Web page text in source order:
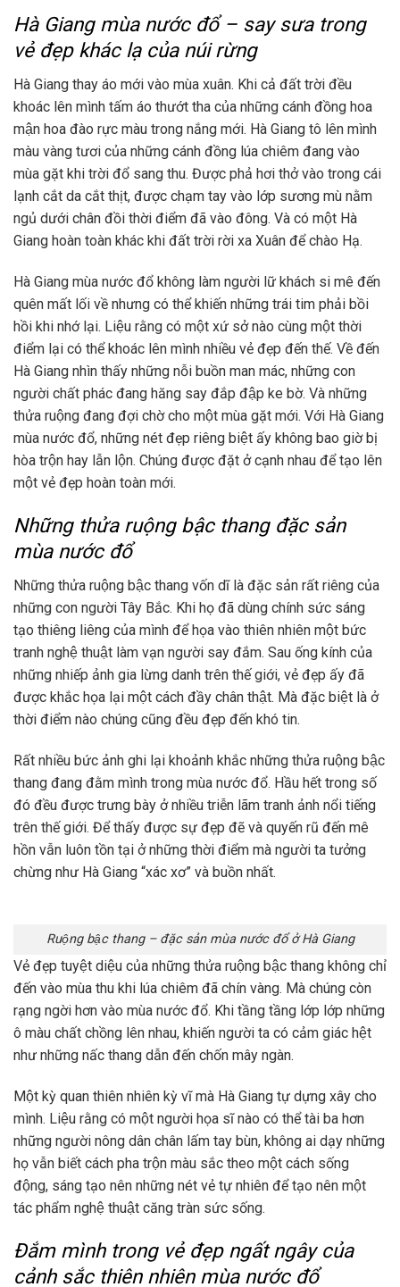
Hà Giang mùa nước đổ – say sưa trong
vẻ đẹp khác lạ của núi rừng
Hà Giang thay áo mới vào mùa xuân. Khi cả đất trời đều
khoác lên mình tấm áo thướt tha của những cánh đồng hoa
mận hoa đào rực màu trong nắng mới. Hà Giang tô lên mình
màu vàng tươi của những cánh đồng lúa chiêm đang vào
mùa gặt khi trời đổ sang thu. Được phả hơi thở vào trong cái
lạnh cắt da cắt thịt, được chạm tay vào lớp sương mù nằm
ngủ dưới chân đồi thời điểm đã vào đông. Và có một Hà
Giang hoàn toàn khác khi đất trời rời xa Xuân để chào Hạ.
Hà Giang mùa nước đổ không làm người lữ khách si mê đến
quên mất lối về nhưng có thể khiến những trái tim phải bồi
hồi khi nhớ lại. Liệu rằng có một xứ sở nào cùng một thời
điểm lại có thể khoác lên mình nhiều vẻ đẹp đến thế. Về đến
Hà Giang nhìn thấy những nỗi buồn man mác, những con
người chất phác đang hăng say đắp đập ke bờ. Và những
thửa ruộng đang đợi chờ cho một mùa gặt mới. Với Hà Giang
mùa nước đổ, những nét đẹp riêng biệt ấy không bao giờ bị
hòa trộn hay lẫn lộn. Chúng được đặt ở cạnh nhau để tạo lên
một vẻ đẹp hoàn toàn mới.
Những thửa ruộng bậc thang đặc sản
mùa nước đổ
Những thửa ruộng bậc thang vốn dĩ là đặc sản rất riêng của
những con người Tây Bắc. Khi họ đã dùng chính sức sáng
tạo thiêng liêng của mình để họa vào thiên nhiên một bức
tranh nghệ thuật làm vạn người say đắm. Sau ống kính của
những nhiếp ảnh gia lừng danh trên thế giới, vẻ đẹp ấy đã
được khắc họa lại một cách đầy chân thật. Mà đặc biệt là ở
thời điểm nào chúng cũng đều đẹp đến khó tin.
Rất nhiều bức ảnh ghi lại khoảnh khắc những thửa ruộng bậc
thang đang đằm mình trong mùa nước đổ. Hầu hết trong số
đó đều được trưng bày ở nhiều triễn lãm tranh ảnh nổi tiếng
trên thế giới. Để thấy được sự đẹp đẽ và quyến rũ đến mê
hồn vẫn luôn tồn tại ở những thời điểm mà người ta tưởng
chừng như Hà Giang “xác xơ” và buồn nhất.
Ruộng bậc thang – đặc sản mùa nước đổ ở Hà Giang
Vẻ đẹp tuyệt diệu của những thửa ruộng bậc thang không chỉ
đến vào mùa thu khi lúa chiêm đã chín vàng. Mà chúng còn
rạng ngời hơn vào mùa nước đổ. Khi tầng tầng lớp lớp những
ô màu chất chồng lên nhau, khiến người ta có cảm giác hệt
như những nấc thang dẫn đến chốn mây ngàn.
Một kỳ quan thiên nhiên kỳ vĩ mà Hà Giang tự dựng xây cho
mình. Liệu rằng có một người họa sĩ nào có thể tài ba hơn
những người nông dân chân lấm tay bùn, không ai dạy những
họ vẫn biết cách pha trộn màu sắc theo một cách sống
động, sáng tạo nên những nét vẻ tự nhiên để tạo nên một
tác phẩm nghệ thuật căng tràn sức sống.
Đắm mình trong vẻ đẹp ngất ngây của
cảnh sắc thiên nhiên mùa nước đổ